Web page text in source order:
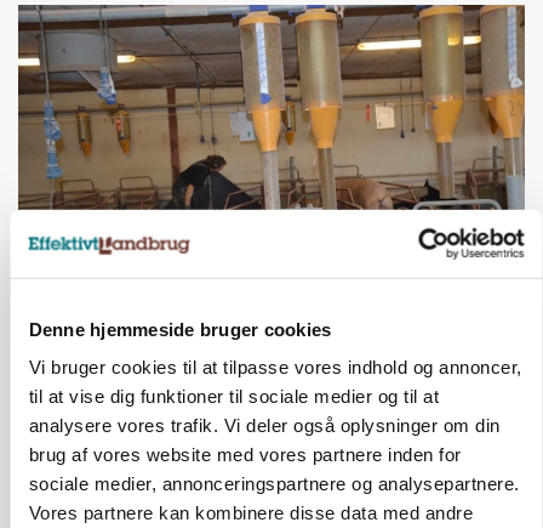
Denne hjemmeside bruger cookies
Vi bruger cookies til at tilpasse vores indhold og annoncer,
til at vise dig funktioner til sociale medier og til at
analysere vores trafik. Vi deler også oplysninger om din
brug af vores website med vores partnere inden for
sociale medier, annonceringspartnere og analysepartnere.
Vores partnere kan kombinere disse data med andre
Rådgiver om DB-Tjek: Små justeringer kan give
store besparelser
Annonce
BUSINESS
Grambogård får oksekød på menuen hos
københavnsk restaurantkæde